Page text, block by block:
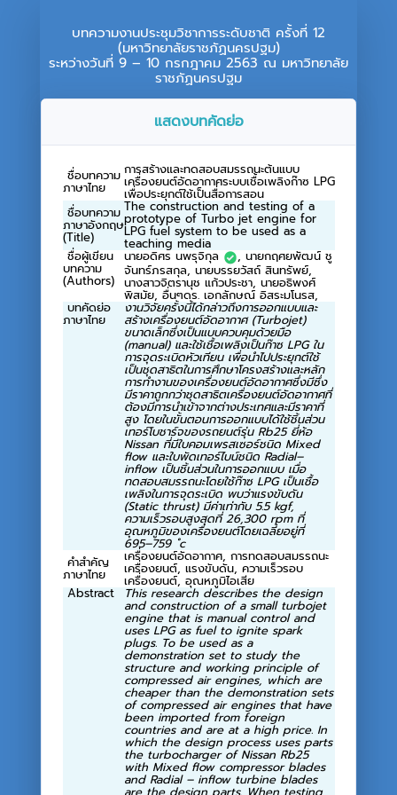
บทความงานประชุมวิชาการระดับชาติ ครั้งที่ 12
(มหาวิทยาลัยราชภัฏนครปฐม)
ระหว่างวันที่ 9 – 10 กรกฎาคม 2563 ณ มหาวิทยาลัย
ราชภัฏนครปฐม
แสดงบทคัดย่อ
ชื่อบทความ
ภาษาไทย
การสร้างและทดสอบสมรรถนะต้นแบบ
เครื่องยนต์อัดอากาศระบบเชื้อเพลิงก๊าซ LPG
เพื่อประยุกต์ใช้เป็นสื่อการสอน
ชื่อบทความ
ภาษาอังกฤษ
(Title)
The construction and testing of a
prototype of Turbo jet engine for
LPG fuel system to be used as a
teaching media
ชื่อผู้เขียน
บทความ
(Authors)
นายอดิศร นพรุจิกุล
, นายกฤศยพัฒน์ ชู
จันทร์ภรสกุล, นายบรรยวัสถ์ สินทรัพย์,
นางสาวจิตรานุช แก้วประชา, นายอธิพงศ์
พิสมัย, อื่นๆดร. เอกลักษณ์ อิสระมโนรส,
บทคัดย่อ
ภาษาไทย
งานวิจัยครั้งนี้ได้กล่าวถึงการออกแบบและ
สร้างเครื่องยนต์อัดอากาศ (Turbojet)
ขนาดเล็กซึ่งเป็นแบบควบคุมด้วยมือ
(manual) และใช้เชื้อเพลิงเป็นก๊าซ LPG ใน
การจุดระเบิดหัวเทียน เพื่อนำไปประยุกต์ใช้
เป็นชุดสาธิตในการศึกษาโครงสร้างและหลัก
การทำงานของเครื่องยนต์อัดอากาศซึ่งมีซึ่ง
มีราคาถูกกว่าชุดสาธิตเครื่องยนต์อัดอากาศที่
ต้องมีการนำเข้าจากต่างประเทศและมีราคาที่
สูง โดยในขั้นตอนการออกแบบได้ใช้ชิ้นส่วน
เทอร์โบชาร์จของรถยนต์รุ่น Rb25 ยี่ห้อ
Nissan ที่มีใบคอมเพรสเซอร์ชนิด Mixed
flow และใบพัดเทอร์ไบน์ชนิด Radial–
inflow เป็นชิ้นส่วนในการออกแบบ เมื่อ
ทดสอบสมรรถนะโดยใช้ก๊าซ LPG เป็นเชื้อ
เพลิงในการจุดระเบิด พบว่าแรงขับดัน
(Static thrust) มีค่าเท่ากับ 5.5 kgf,
ความเร็วรอบสูงสุดที่ 26,300 rpm ที่
อุณหภูมิของเครื่องยนต์โดยเฉลี่ยอยู่ที่
695–759 ํc
คำสำคัญ
ภาษาไทย
เครื่องยนต์อัดอากาศ, การทดสอบสมรรถนะ
เครื่องยนต์, แรงขับดัน, ความเร็วรอบ
เครื่องยนต์, อุณหภูมิไอเสีย
Abstract This research describes the design
and construction of a small turbojet
engine that is manual control and
uses LPG as fuel to ignite spark
plugs. To be used as a
demonstration set to study the
structure and working principle of
compressed air engines, which are
cheaper than the demonstration sets
of compressed air engines that have
been imported from foreign
countries and are at a high price. In
which the design process uses parts
the turbocharger of Nissan Rb25
with Mixed flow compressor blades
and Radial – inflow turbine blades